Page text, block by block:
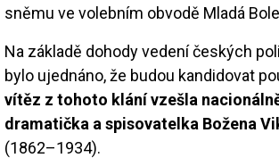
sněmu ve volebním obvodě Mladá
Na základě dohody vedení českých
bylo ujednáno, že budou kandidovat
vítěz z tohoto klání vzešla
dramatička a spisovatelka Božena
(1862–1934).